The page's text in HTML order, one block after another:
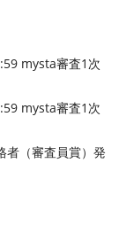
mysta審査1次
mysta審査1次
者（審査員賞）発